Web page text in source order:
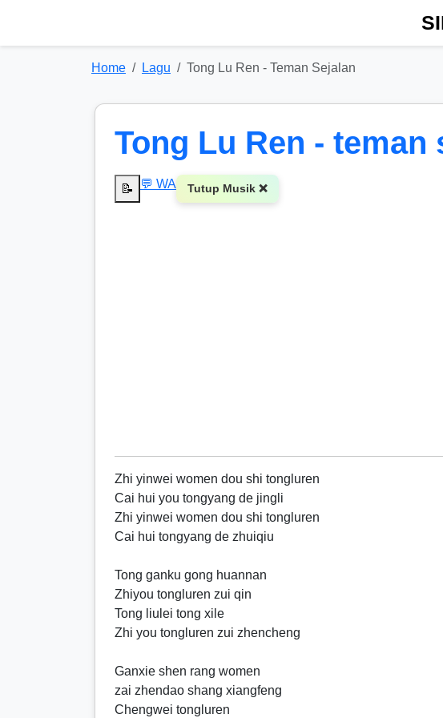
Home Lagu Tong Lu Ren - Teman Sejalan
Tong Lu Ren - teman
📝 💬 WA Tutup Musik ❌
Zhi yinwei women dou shi tongluren
Cai hui you tongyang de jingli
Zhi yinwei women dou shi tongluren
Cai hui tongyang de zhuiqiu
Tong ganku gong huannan
Zhiyou tongluren zui qin
Tong liulei tong xile
Zhi you tongluren zui zhencheng
Ganxie shen rang women
zai zhendao shang xiangfeng
Chengwei tongluren